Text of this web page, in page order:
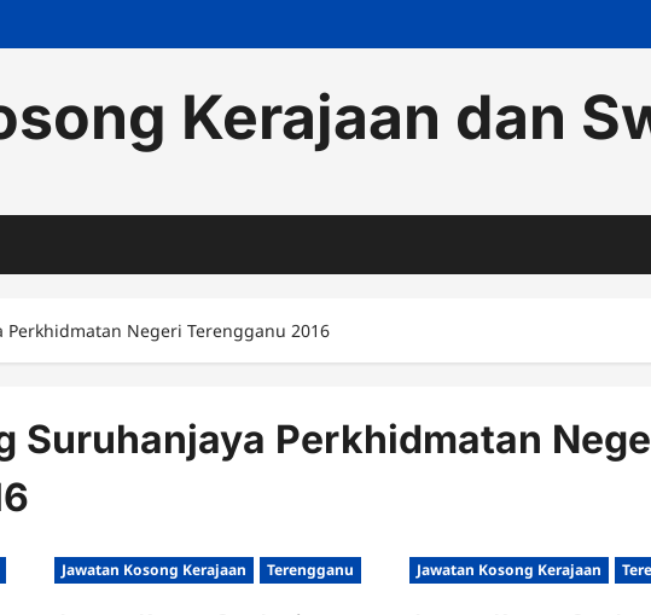
Kerajaan dan
Perkhidmatan Negeri Terengganu 2016
Suruhanjaya Perkhidmatan
Jawatan Kosong Kerajaan Terengganu Jawatan Kosong Kerajaan